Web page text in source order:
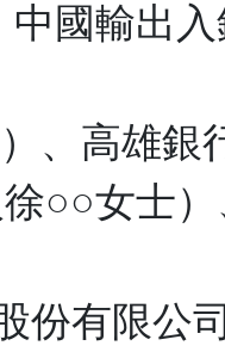
中國輸出
高雄銀
○○女士
有限公司